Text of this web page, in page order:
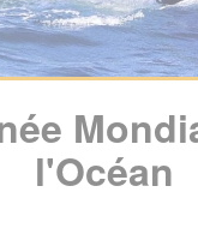
l'Océan